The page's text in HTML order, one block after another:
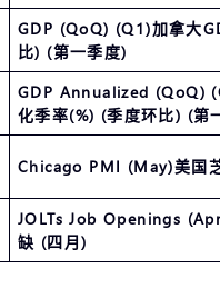
GDP (QoQ) (Q1)加拿大
比) (第一季度)
GDP Annualized (QoQ)
化季率(%) (季度环比) (第
Chicago PMI (May)美国
JOLTs Job Openings
缺 (四月)